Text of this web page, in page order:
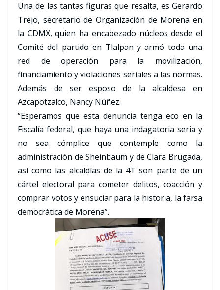
Una de las tantas figuras que resalta, es Gerardo
Trejo, secretario de Organización de Morena en
la CDMX, quien ha encabezado núcleos desde el
Comité del partido en Tlalpan y armó toda una
red de operación para la movilización,
financiamiento y violaciones seriales a las normas.
Además de ser esposo de la alcaldesa en
Azcapotzalco, Nancy Núñez.
“Esperamos que esta denuncia tenga eco en la
Fiscalía federal, que haya una indagatoria seria y
no sea cómplice que contemple como la
administración de Sheinbaum y de Clara Brugada,
así como las alcaldías de la 4T son parte de un
cártel electoral para cometer delitos, coacción y
comprar votos y ensuciar para la historia, la farsa
democrática de Morena”.